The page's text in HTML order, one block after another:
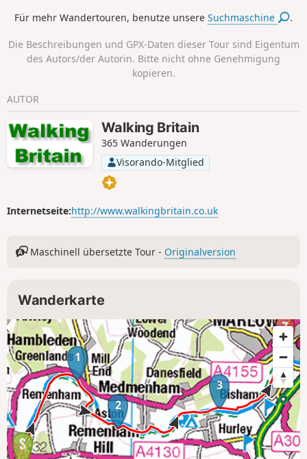
neuem Leben erweckt wurde.
Für mehr Wandertouren, benutze unsereSuchmaschine .
Die Beschreibungen und GPX-Daten dieser Tour sind Eigentum
des Autors/der Autorin. Bitte nicht ohne Genehmigung
kopieren.
AUTOR
Walking Britain
365 Wanderungen
Visorando-Mitglied
Internetseite:http://www.walkingbritain.co.uk
Maschinell übersetzte Tour - Originalversion
Wanderkarte
1
2
3